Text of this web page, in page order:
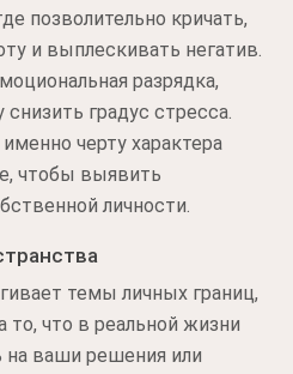
позволительно кричать,
и выплескивать негатив.
разрядка,
градус стресса.
черту характера
чтобы выявить
личности.
темы личных границ,
что в реальной жизни
на ваши решения или